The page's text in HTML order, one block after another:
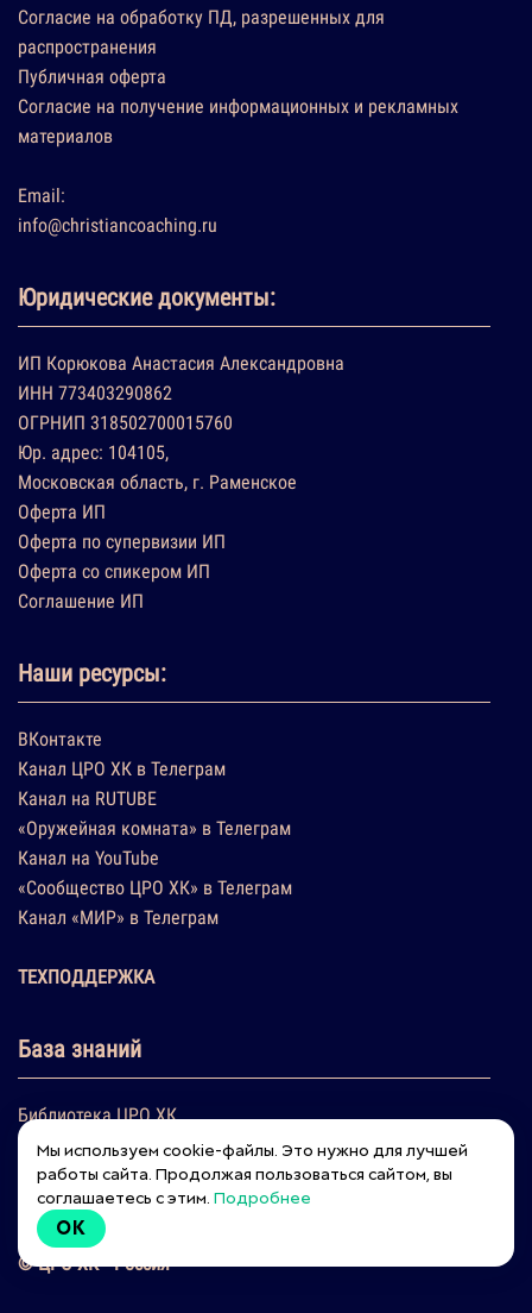
Согласие на обработку ПД, разрешенных для
распространения
Публичная оферта
Согласие на получение информационных и рекламных
материалов
Email:
info@christiancoaching.ru
Юридические документы:
ИП Корюкова Анастасия Александровна
ИНН 773403290862
ОГРНИП 318502700015760
Юр. адрес: 104105,
Московская область, г. Раменское
Оферта ИП
Оферта по супервизии ИП
Оферта со спикером ИП
Соглашение ИП
Наши ресурсы:
ВКонтакте
Канал ЦРО ХК в Телеграм
Канал на RUTUBE
«Оружейная комната» в Телеграм
Канал на YouTube
«Сообщество ЦРО ХК» в Телеграм
Канал «МИР» в Телеграм
ТЕХПОДДЕРЖКА
База знаний
Библиотека ЦРО ХК
Заказы инструментов
Подарочный сертификат ЦРО ХК
Пополнение баланса на депозит для пользователей РФ
© ЦРО ХК™ Россия
Мы используем cookie-файлы. Это нужно для лучшей
работы сайта. Продолжая пользоваться сайтом, вы
соглашаетесь с этим. Подробнее
OK